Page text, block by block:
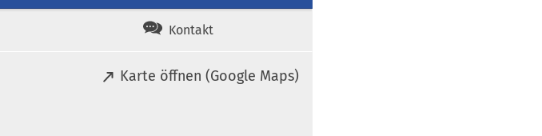
Kontakt
Karte öffnen (Google Maps)
(